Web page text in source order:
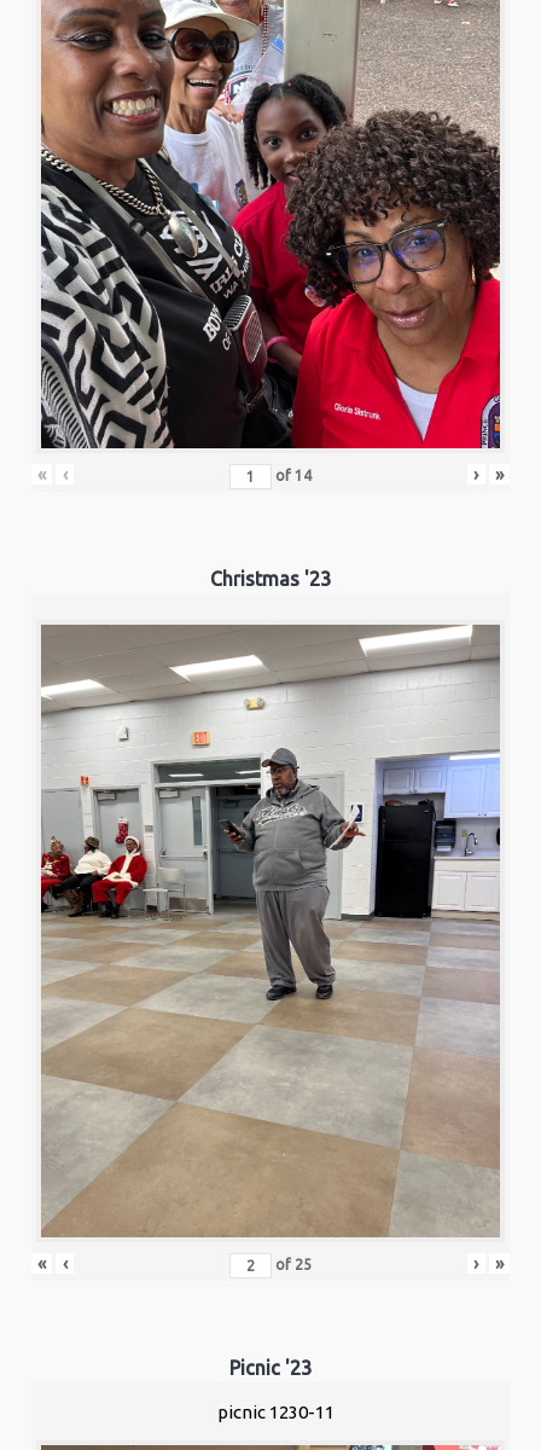
« ‹ of 14 › »
Christmas '23
« ‹ of 25 › »
Picnic '23
picnic 1230-11